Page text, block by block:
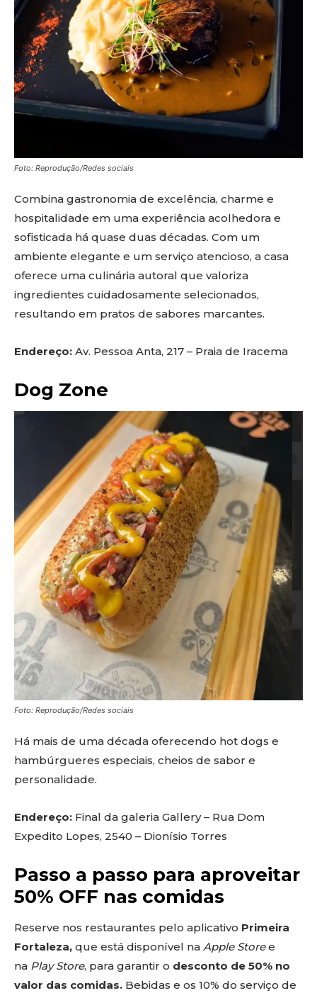
Foto: Reprodução/Redes sociais
Combina gastronomia de excelência, charme e
hospitalidade em uma experiência acolhedora e
sofisticada há quase duas décadas. Com um
ambiente elegante e um serviço atencioso, a casa
oferece uma culinária autoral que valoriza
ingredientes cuidadosamente selecionados,
resultando em pratos de sabores marcantes.
Endereço: Av. Pessoa Anta, 217 – Praia de Iracema
Dog Zone
Foto: Reprodução/Redes sociais
Há mais de uma década oferecendo hot dogs e
hambúrgueres especiais, cheios de sabor e
personalidade.
Endereço: Final da galeria Gallery – Rua Dom
Expedito Lopes, 2540 – Dionísio Torres
Passo a passo para aproveitar
50% OFF nas comidas
Reserve nos restaurantes pelo aplicativo Primeira
Fortaleza, que está disponível na Apple Storee
na Play Store, para garantir o desconto de 50% no
valor das comidas. Bebidas e os 10% do serviço de